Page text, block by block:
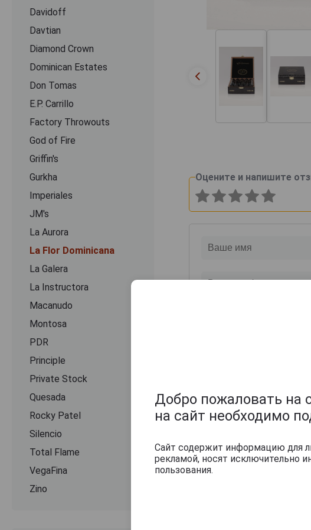
Davidoff
Davtian
Diamond Crown
Dominican Estates
Don Tomas
E.P. Carrillo
Factory Throwouts
God of Fire
Griffin's
Gurkha
Imperiales
JM's
La Aurora
La Flor Dominicana
La Galera
La Instructora
Macanudo
Montosa
PDR
Principle
Private Stock
Quesada
Rocky Patel
Silencio
Total Flame
VegaFina
Zino
Оцените и напишите
Добро пожаловать на
на сайт необходимо
Сайт содержит информацию для
рекламой, носят исключительно
пользования.